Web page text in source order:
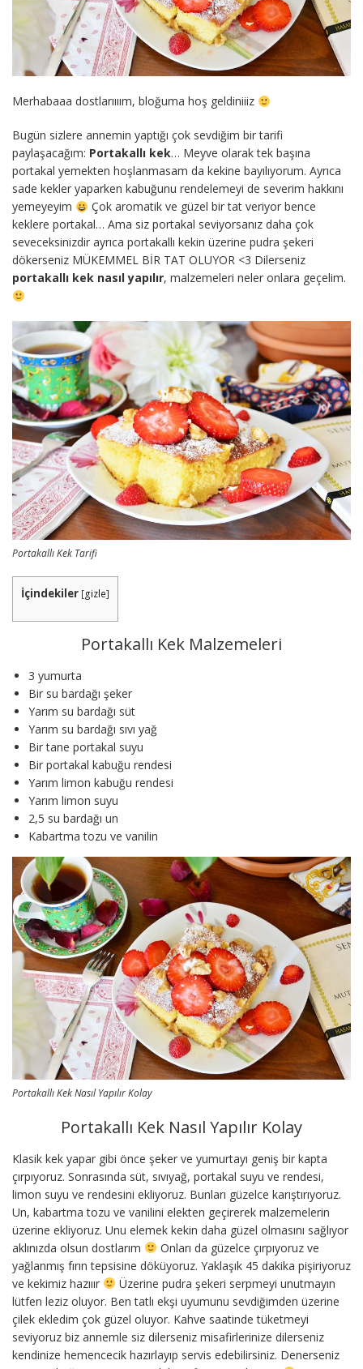
Merhabaaa dostlarıııım, bloğuma hoş geldiniiiz
Bugün sizlere annemin yaptığı çok sevdiğim bir tarifi
paylaşacağım: Portakallı kek… Meyve olarak tek başına
portakal yemekten hoşlanmasam da kekine bayılıyorum. Ayrıca
sade kekler yaparken kabuğunu rendelemeyi de severim hakkını
yemeyeyim
Çok aromatik ve güzel bir tat veriyor bence
keklere portakal… Ama siz portakal seviyorsanız daha çok
seveceksinizdir ayrıca portakallı kekin üzerine pudra şekeri
dökerseniz MÜKEMMEL BİR TAT OLUYOR <3 Dilerseniz
portakallı kek nasıl yapılır, malzemeleri neler onlara geçelim.
Portakallı Kek Tarifi
İçindekiler [gizle]
Portakallı Kek Malzemeleri
3 yumurta
Bir su bardağı şeker
Yarım su bardağı süt
Yarım su bardağı sıvı yağ
Bir tane portakal suyu
Bir portakal kabuğu rendesi
Yarım limon kabuğu rendesi
Yarım limon suyu
2,5 su bardağı un
Kabartma tozu ve vanilin
Portakallı Kek Nasıl Yapılır Kolay
Portakallı Kek Nasıl Yapılır Kolay
Klasik kek yapar gibi önce şeker ve yumurtayı geniş bir kapta
çırpıyoruz. Sonrasında süt, sıvıyağ, portakal suyu ve rendesi,
limon suyu ve rendesini ekliyoruz. Bunları güzelce karıştırıyoruz.
Un, kabartma tozu ve vanilini elekten geçirerek malzemelerin
üzerine ekliyoruz. Unu elemek kekin daha güzel olmasını sağlıyor
aklınızda olsun dostlarım
Onları da güzelce çırpıyoruz ve
yağlanmış fırın tepsisine döküyoruz. Yaklaşık 45 dakika pişiriyoruz
ve kekimiz hazııır
Üzerine pudra şekeri serpmeyi unutmayın
lütfen leziz oluyor. Ben tatlı ekşi uyumunu sevdiğimden üzerine
çilek ekledim çok güzel oluyor. Kahve saatinde tüketmeyi
seviyoruz biz annemle siz dilerseniz misafirlerinize dilerseniz
kendinize hemencecik hazırlayıp servis edebilirsiniz. Denerseniz